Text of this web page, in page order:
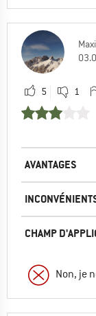
5 1
AVANTAGES
CHAMP
Non, je